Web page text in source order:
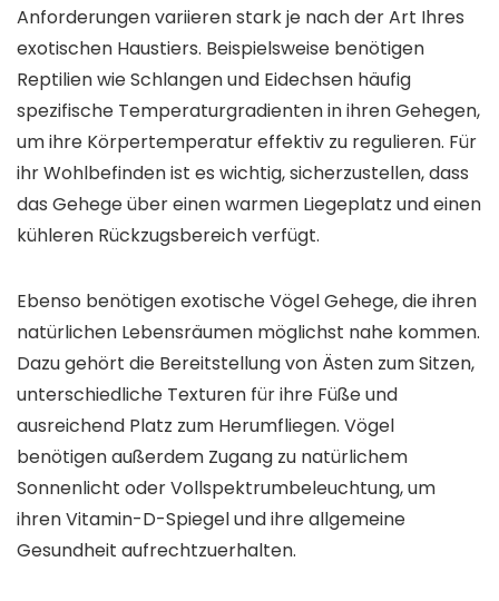
Anforderungen variieren stark je nach der Art Ihres
exotischen Haustiers. Beispielsweise benötigen
Reptilien wie Schlangen und Eidechsen häufig
spezifische Temperaturgradienten in ihren Gehegen,
um ihre Körpertemperatur effektiv zu regulieren. Für
ihr Wohlbefinden ist es wichtig, sicherzustellen, dass
das Gehege über einen warmen Liegeplatz und einen
kühleren Rückzugsbereich verfügt.
Ebenso benötigen exotische Vögel Gehege, die ihren
natürlichen Lebensräumen möglichst nahe kommen.
Dazu gehört die Bereitstellung von Ästen zum Sitzen,
unterschiedliche Texturen für ihre Füße und
ausreichend Platz zum Herumfliegen. Vögel
benötigen außerdem Zugang zu natürlichem
Sonnenlicht oder Vollspektrumbeleuchtung, um
ihren Vitamin-D-Spiegel und ihre allgemeine
Gesundheit aufrechtzuerhalten.